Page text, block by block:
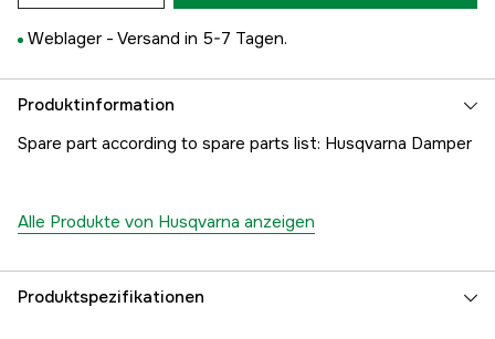
Weblager - Versand in 5-7 Tagen.
Produktinformation
Spare part according to spare parts list: Husqvarna Damper
Alle Produkte von Husqvarna anzeigen
Produktspezifikationen